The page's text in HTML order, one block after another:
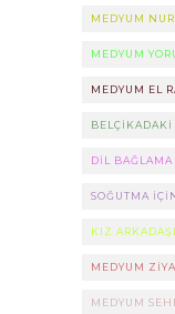
MEDYUM
MEDYUM
MEDYUM EL
BELÇIKADAKI
DIL BAĞLAMA
SOĞUTMA
KIZ
MEDYUM
MEDYUM